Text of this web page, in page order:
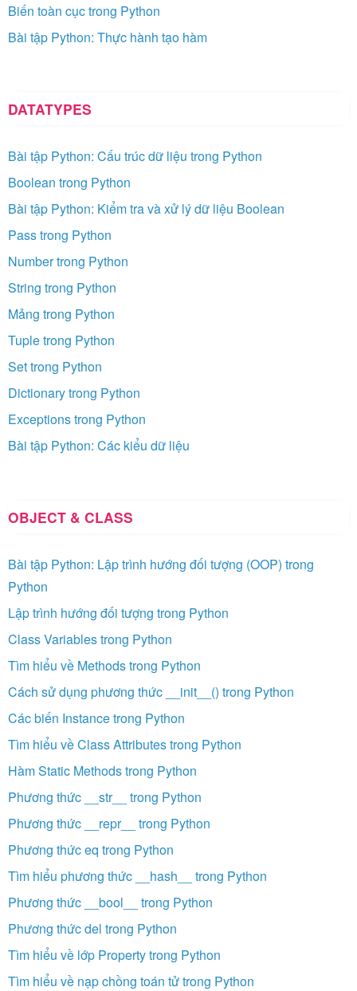
Biến toàn cục trong Python
Bài tập Python: Thực hành tạo hàm
DATATYPES
Bài tập Python: Cấu trúc dữ liệu trong Python
Boolean trong Python
Bài tập Python: Kiểm tra và xử lý dữ liệu Boolean
Pass trong Python
Number trong Python
String trong Python
Mảng trong Python
Tuple trong Python
Set trong Python
Dictionary trong Python
Exceptions trong Python
Bài tập Python: Các kiểu dữ liệu
OBJECT & CLASS
Bài tập Python: Lập trình hướng đối tượng (OOP) trong
Python
Lập trình hướng đối tượng trong Python
Class Variables trong Python
Tìm hiểu về Methods trong Python
Cách sử dụng phương thức __init__() trong Python
Các biến Instance trong Python
Tìm hiểu về Class Attributes trong Python
Hàm Static Methods trong Python
Phương thức __str__ trong Python
Phương thức __repr__ trong Python
Phương thức eq trong Python
Tìm hiểu phương thức __hash__ trong Python
Phương thức __bool__ trong Python
Phương thức del trong Python
Tìm hiểu về lớp Property trong Python
Tìm hiểu về nạp chồng toán tử trong Python